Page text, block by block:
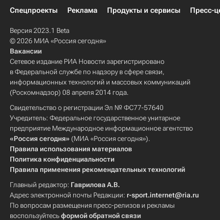
Спецпроекты
Реклама Продукты и сервисы Пресс-
Версия 2023.1 Beta
© 2026 МИА «Россия сегодня»
Вакансии
Сетевое издание РИА Новости зарегистрировано
в Федеральной службе по надзору в сфере связи,
информационных технологий и массовых коммуникаций
(Роскомнадзор) 08 апреля 2014 года.
Свидетельство о регистрации Эл № ФС77-57640
Учредитель: Федеральное государственное унитарное
предприятие Международное информационное агентство
«Россия сегодня» (МИА «Россия сегодня»).
Правила использования материалов
Политика конфиденциальности
Правила применения рекомендательных технологий
Главный редактор: Гаврилова А.В.
Адрес электронной почты Редакции: r-sport.internet@ria.ru
По вопросам размещения пресс-релизов и рекламы
воспользуйтесьформой обратной связи